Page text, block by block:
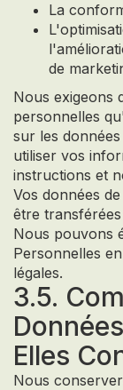
La
de
Nous exigeons
personnelles
sur les
utiliser vos
instructions et
Vos données
être
Nous pouvons
Personnelles
légales.
3.5.
Elles
Nous